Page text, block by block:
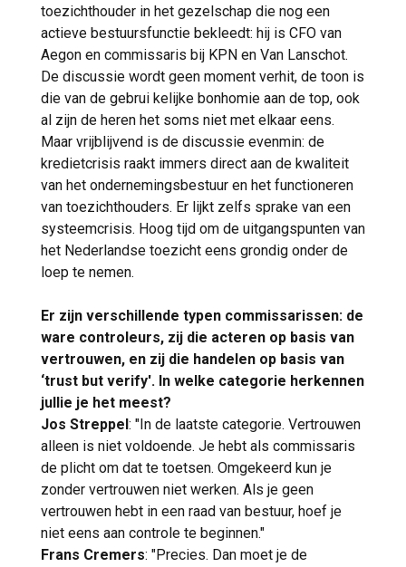
toezichthouder in het gezelschap die nog een
actieve bestuursfunctie bekleedt: hij is CFO van
Aegon en commissaris bij KPN en Van Lanschot.
De discussie wordt geen moment verhit, de toon is
die van de gebrui kelijke bonhomie aan de top, ook
al zijn de heren het soms niet met elkaar eens.
Maar vrijblijvend is de discussie evenmin: de
kredietcrisis raakt immers direct aan de kwaliteit
van het ondernemingsbestuur en het functioneren
van toezichthouders. Er lijkt zelfs sprake van een
systeemcrisis. Hoog tijd om de uitgangspunten van
het Nederlandse toezicht eens grondig onder de
loep te nemen.
Er zijn verschillende typen commissarissen: de
ware controleurs, zij die acteren op basis van
vertrouwen, en zij die handelen op basis van
‘trust but verify'. In welke categorie herkennen
jullie je het meest?
Jos Streppel: "In de laatste categorie. Vertrouwen
alleen is niet voldoende. Je hebt als commissaris
de plicht om dat te toetsen. Omgekeerd kun je
zonder vertrouwen niet werken. Als je geen
vertrouwen hebt in een raad van bestuur, hoef je
niet eens aan controle te beginnen."
Frans Cremers: "Precies. Dan moet je de